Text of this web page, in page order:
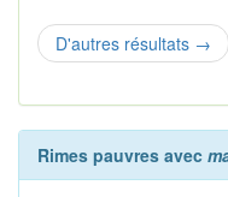
D'autres résultats →
Rimes pauvres avec